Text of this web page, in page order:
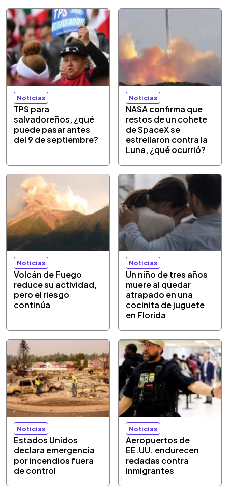
Noticias
TPS para
salvadoreños, ¿qué
puede pasar antes
del 9 de septiembre?
Noticias
NASA confirma que
restos de un cohete
de SpaceX se
estrellaron contra la
Luna, ¿qué ocurrió?
Noticias
Volcán de Fuego
reduce su actividad,
pero el riesgo
continúa
Noticias
Un niño de tres años
muere al quedar
atrapado en una
cocinita de juguete
en Florida
Noticias
Estados Unidos
declara emergencia
por incendios fuera
de control
Noticias
Aeropuertos de
EE.UU. endurecen
redadas contra
inmigrantes